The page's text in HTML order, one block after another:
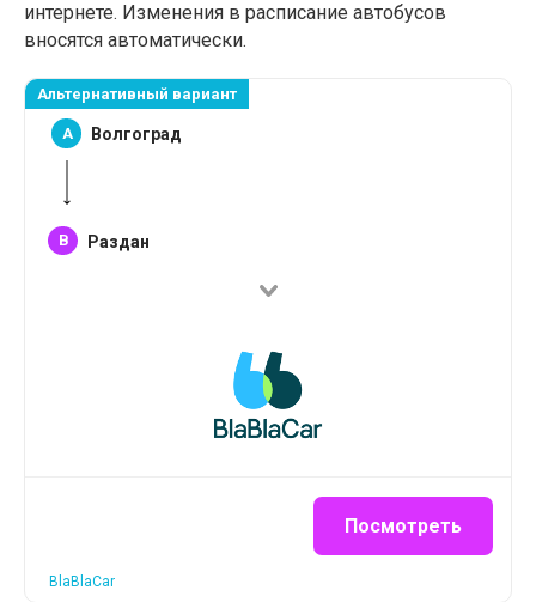
интернете. Изменения в расписание автобусов
вносятся автоматически.
Альтернативный вариант
A Волгоград
B Раздан
Посмотреть
BlaBlaCar